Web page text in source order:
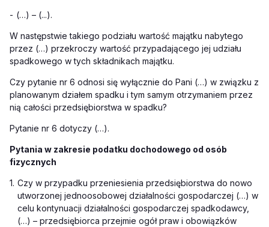
- (…) – (...).
W następstwie takiego podziału wartość majątku nabytego
przez (…) przekroczy wartość przypadającego jej udziału
spadkowego w tych składnikach majątku.
Czy pytanie nr 6 odnosi się wyłącznie do Pani (…) w związku z
planowanym działem spadku i tym samym otrzymaniem przez
nią całości przedsiębiorstwa w spadku?
Pytanie nr 6 dotyczy (…).
Pytania w zakresie podatku dochodowego od osób
fizycznych
1. Czy w przypadku przeniesienia przedsiębiorstwa do nowo
utworzonej jednoosobowej działalności gospodarczej (…) w
celu kontynuacji działalności gospodarczej spadkodawcy,
(…) – przedsiębiorca przejmie ogół praw i obowiązków